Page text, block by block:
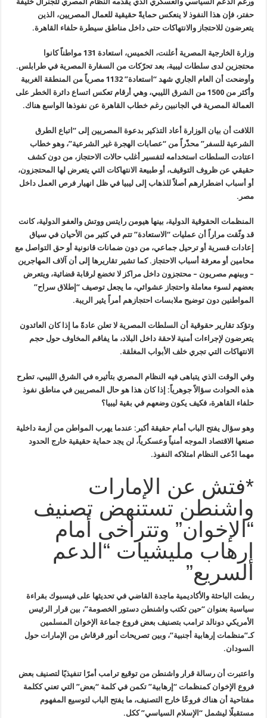
حفتر، فإن هذا النفوذ لا ينعكس حمايةً حقيقية للعمال المصريين، الذين
يتعرضون للاحتجاز والانتهاكات حتى داخل مناطق سيطرة حلفاء القاهرة.
وزارة الخارجية المصرية أعلنت، الخميس، استعادة 131 مواطناً كانوا
محتجزين لدى سلطات ليبية، بعد تحرّكات من السفارة المصرية في طرابلس.
وأوضحت أن العام الجاري شهد “استعادة” 1132 مصرياً من المنطقة الغربية
وأكثر من 1500 من الشرق الليبي، وهي أرقام تعكس اتساع دائرة الخطر على
العمالة المصرية في الجانبين رغم خطاب القاهرة عن نفوذها الواسع هناك.
اللافت أن بيان الوزارة أعاد التذكير بدعوة المصريين إلى “اتباع الطرق
الشرعية للسفر” محذّراً من “عصابات الهجرة غير الشرعية”، وهو خطاب
اعتادت السلطات استخدامه لتفسير أغلب حالات الاحتجاز، من دون كشف
حقيقي عن ظروف التوقيف، أو طبيعة الانتهاكات التي يتعرض لها المحتجزون،
أو أسباب اضطرارهم أصلاً للذهاب إلى ليبيا في ظل انهيار فرص العمل داخل
مصر.
المنظمات الحقوقية الدولية، بينها هيومن رايتس ووتش والعفو الدولية، كانت
قد وثّقت مراراً أن عمليات “الاستعادة” تتم في كثير من الأحيان في سياق
إعادات قسرية أو ترحيل جماعي، من دون ضمانات قانونية أو حق التواصل مع
محامين أو معرفة أسباب الاحتجاز. كما تشير تقاريرها إلى أن آلاف المهاجرين
– وبينهم مصريون – محتجزون داخل مراكز لا تخضع لرقابة قضائية، ويتعرض
بعضهم لسوء معاملة واحتجاز عشوائي، ما يجعل توصيف “إطلاق سراح”
المواطنين دون توضيح ملابسات احتجازهم أمراً يثير الريبة.
وتؤكد تقارير حقوقية أن السلطات المصرية لا تعلن عادةً ما إذا كان العائدون
يتعرضون لإجراءات أمنية لاحقة داخل البلاد، ما يفاقم المخاوف حول حجم
الانتهاكات التي تجري خلف الأبواب المغلقة.
وفي الوقت الذي يتباهى فيه النظام المصري بتأثيره في الشرق الليبي، تطرح
هذه الحوادث سؤالاً جوهرياً: إذا كان هذا هو حال المصريين في مناطق نفوذ
حلفاء القاهرة، فكيف يكون وضعهم في بقية ليبيا؟
وهو سؤال يفتح الباب أمام حقيقة أكبر: عندما يهرب المواطن من أزمة داخلية
صنعها الاقتصاد الموجه أمنياً وعسكرياً، لن يجد حماية حقيقية خارج الحدود
مهما ادّعى النظام امتلاكه النفوذ.
*فتش عن الإمارات
واشنطن تستنهض تصنيف
“الإخوان” وتتراخى أمام
إرهاب مليشيات “الدعم
السريع”
ربطت الباحثة والأكاديمية ماجدة القاضي في تحديثها على فيسبوك بقراءة
سياسية بعنوان “حين تكتب واشنطن دستور الخصومة”، بين قرار الرئيس
الأمريكي دونالد ترامب بتصنيف بعض فروع جماعة الإخوان المسلمين
كـ”منظمات إرهابية أجنبية”، وبين تصريحات أنور قرقاش من الإمارات حول
السودان.
واعتبرت أن رسالة قرار واشنطن من توقيع ترامب أمرًا تنفيذيًا لتصنيف بعض
فروع الإخوان كمنظمات “إرهابية” تكمن في كلمة “بعض” التي تعني ككلمة
مفتاحية أن هناك فروعًا خارج التصنيف، ما يفتح الباب لتوسيع المفهوم
مستقبلًا ليشمل “الإسلام السياسي” ككل.